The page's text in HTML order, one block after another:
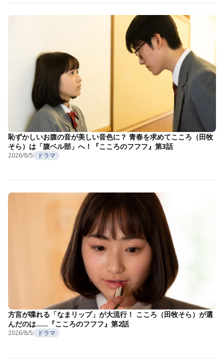
恥ずかしいお腹の音が美しい音色に？ 青春を求めてこころ（田牧
そら）は「腹ベル部」へ！『こころのフフフ』第3話
2026/8/5 ドラマ
方言が喋れる「なまリップ」が大流行！ こころ（田牧そら）が選
んだのは……『こころのフフフ』第2話
2026/8/5 ドラマ